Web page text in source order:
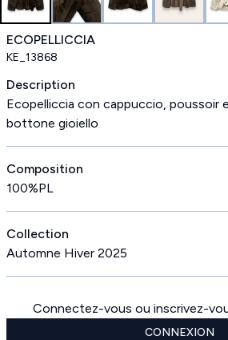
ECOPELLICCIA
KE_13868
Description
Ecopelliccia con cappuccio, poussoir
bottone gioiello
Composition
100%PL
Collection
Automne Hiver 2025
Connectez-vous ou inscrivez-
CONNEXION